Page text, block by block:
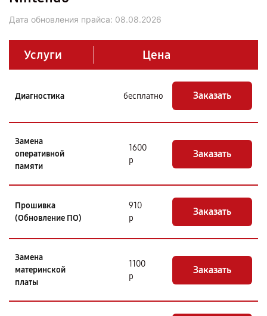
Дата обновления прайса: 08.08.2026
Услуги Цена
Диагностика бесплатно Заказать
Замена
оперативной
памяти
1600
р
Заказать
Прошивка
(Обновление ПО)
910
р
Заказать
Замена
материнской
платы
1100
р
Заказать